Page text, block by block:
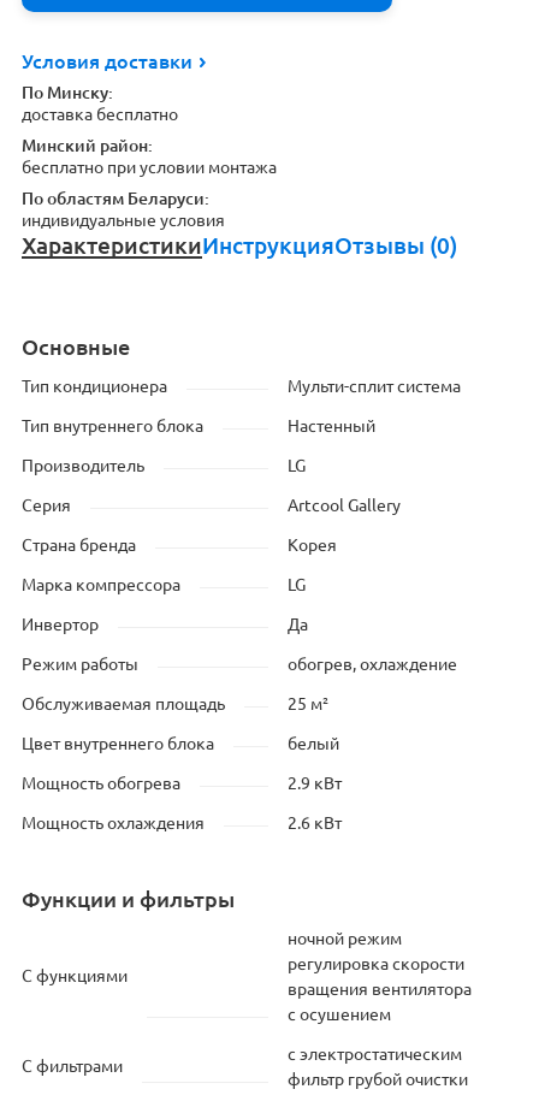
Условия доставки
По Минску:
доставка бесплатно
Минский район:
бесплатно при условии монтажа
По областям Беларуси:
индивидуальные условия
ХарактеристикиИнструкцияОтзывы (0)
Основные
Тип кондиционера Мульти-сплит система
Тип внутреннего блока Настенный
Производитель LG
Серия Artcool Gallery
Страна бренда Корея
Марка компрессора LG
Инвертор Да
Режим работы обогрев, охлаждение
Обслуживаемая площадь 25 м²
Цвет внутреннего блока белый
Мощность обогрева 2.9 кВт
Мощность охлаждения 2.6 кВт
Функции и фильтры
С функциями
ночной режим
регулировка скорости
вращения вентилятора
с осушением
С фильтрами
с электростатическим
фильтр грубой очистки